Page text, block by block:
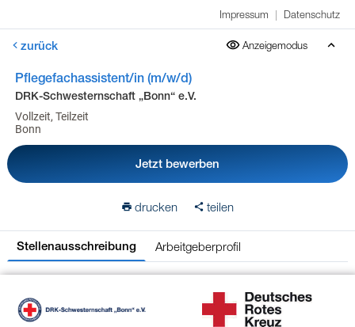
Impressum | Datenschutz
zurück Anzeigemodus
Pflegefachassistent/in (m/w/d)
DRK-Schwesternschaft „Bonn“ e.V.
Vollzeit, Teilzeit
Bonn
Jetzt bewerben
drucken teilen
Stellenausschreibung Arbeitgeberprofil